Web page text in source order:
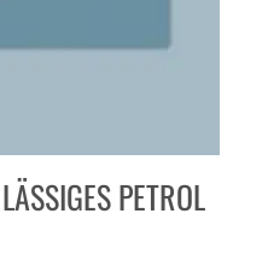
PETROL